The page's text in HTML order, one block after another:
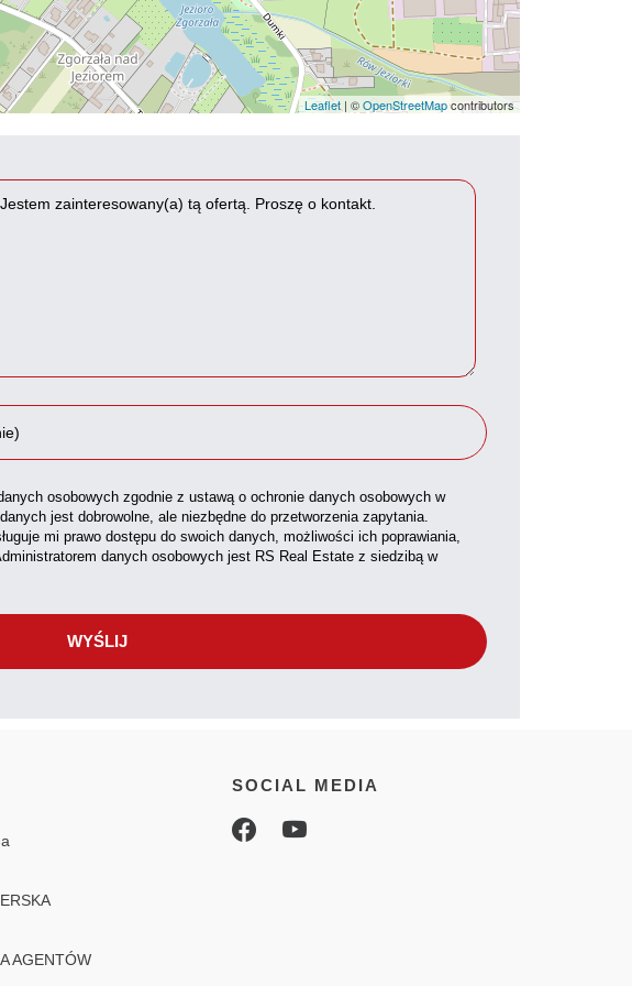
Leaflet| ©OpenStreetMapcontributors
osobowych zgodnie z ustawą o ochronie danych osobowych w
jest dobrowolne, ale niezbędne do przetworzenia zapytania.
mi prawo dostępu do swoich danych, możliwości ich poprawiania,
danych osobowych jest RS Real Estate z siedzibą w
AGENTÓW
SOCIAL MEDIA